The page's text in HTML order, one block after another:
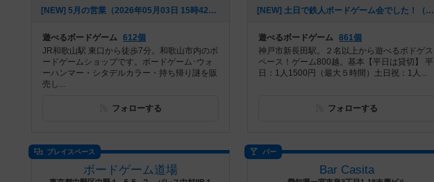
[NEW] 5月の営業（2026年05月03日 15時42分）
遊べるボードゲーム 612個
JR和歌山駅 東口から徒歩7分。和歌山市内のボ
ードゲームショップです。ボードゲーム･ウォ
ーハンマー・シタデルカラー・持ち帰り謎を販
売し...
フォローする
[NEW] 土日で鉄人ボードゲーム会でした！（2026年04月07日 21時31分）
遊べるボードゲーム 861個
神戸市新長田駅。２名以上から遊べるボドゲス
ペース！ゲーム800越。基本【平日は貸切】 平
日：1人1500円（最大５時間）土日祝：1人...
フォローする
プレイスペース
ボードゲーム道場
バー
Bar Casita